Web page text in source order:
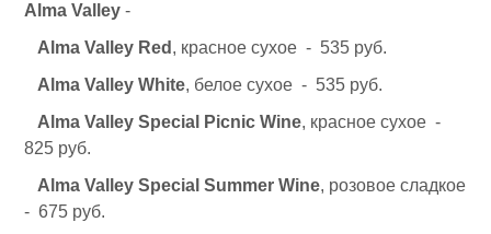
Alma Valley -
Alma Valley Red , красное сухое - 535 руб.
Alma Valley White, белое сухое - 535 руб.
Alma Valley Special Picnic Wine, красное сухое -
825 руб.
Alma Valley Special Summer Wine, розовое сладкое
- 675 руб.